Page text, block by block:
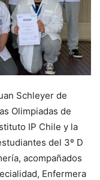
Schleyer de
Olimpiadas de
IP Chile y la
del 3º D
acompañados
Enfermera